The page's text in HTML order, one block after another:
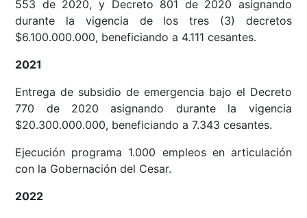
553 de 2020, y Decreto 801 de 2020 asignando
durante la vigencia de los tres (3) decretos
$6.100.000.000, beneficiando a 4.111 cesantes.
2021
Entrega de subsidio de emergencia bajo el Decreto
770 de 2020 asignando durante la vigencia
$20.300.000.000, beneficiando a 7.343 cesantes.
Ejecución programa 1.000 empleos en articulación
con la Gobernación del Cesar.
2022